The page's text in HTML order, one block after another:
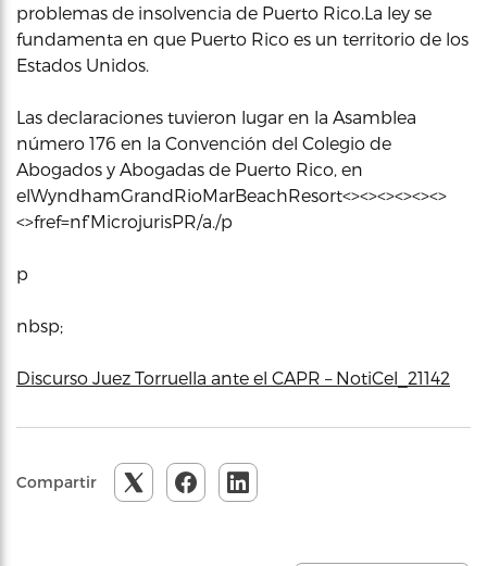
problemas de insolvencia de Puerto Rico.La ley se
fundamenta en que Puerto Rico es un territorio de los
Estados Unidos.
Las declaraciones tuvieron lugar en la Asamblea
número 176 en la Convención del Colegio de
Abogados y Abogadas de Puerto Rico, en
elWyndhamGrandRioMarBeachResort<><><><><><>
<>fref=nf’MicrojurisPR/a./p
p
nbsp;
Discurso Juez Torruella ante el CAPR – NotiCel_21142
Compartir